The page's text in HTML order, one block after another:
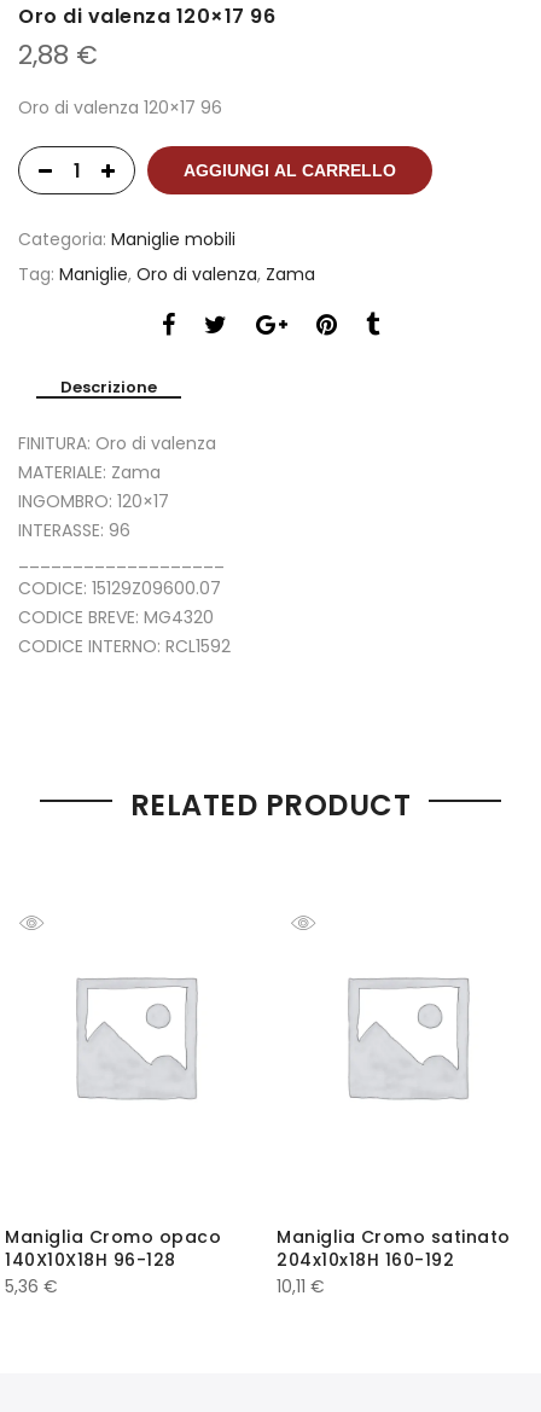
Oro di valenza 120×17 96
2,88 €
Oro di valenza 120×17 96
AGGIUNGI AL CARRELLO
Categoria: Maniglie mobili
Tag: Maniglie, Oro di valenza, Zama
Descrizione
FINITURA: Oro di valenza
MATERIALE: Zama
INGOMBRO: 120×17
INTERASSE: 96
CODICE: 15129Z09600.07
CODICE BREVE: MG4320
CODICE INTERNO: RCL1592
RELATED PRODUCT
Maniglia Cromo opaco
140X10X18H 96-128
5,36 €
Maniglia Cromo satinato
204x10x18H 160-192
10,11 €